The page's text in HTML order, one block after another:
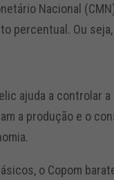
Nacional
percentual. Ou
ajuda a controlar
a produção e o
o Copom